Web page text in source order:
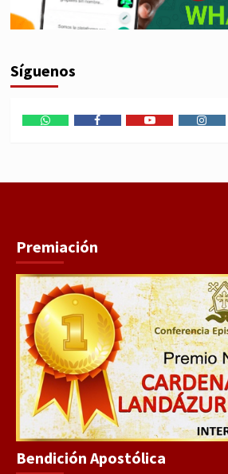
Síguenos
Premiación
Bendición Apostólica